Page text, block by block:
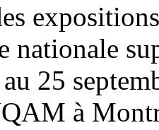
nationale
25
à